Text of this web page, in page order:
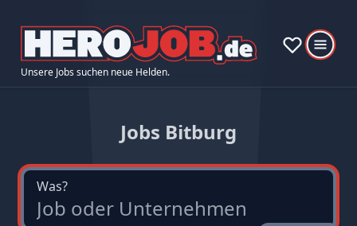
Unsere Jobs suchen neue Helden.
Jobs Bitburg
Was?